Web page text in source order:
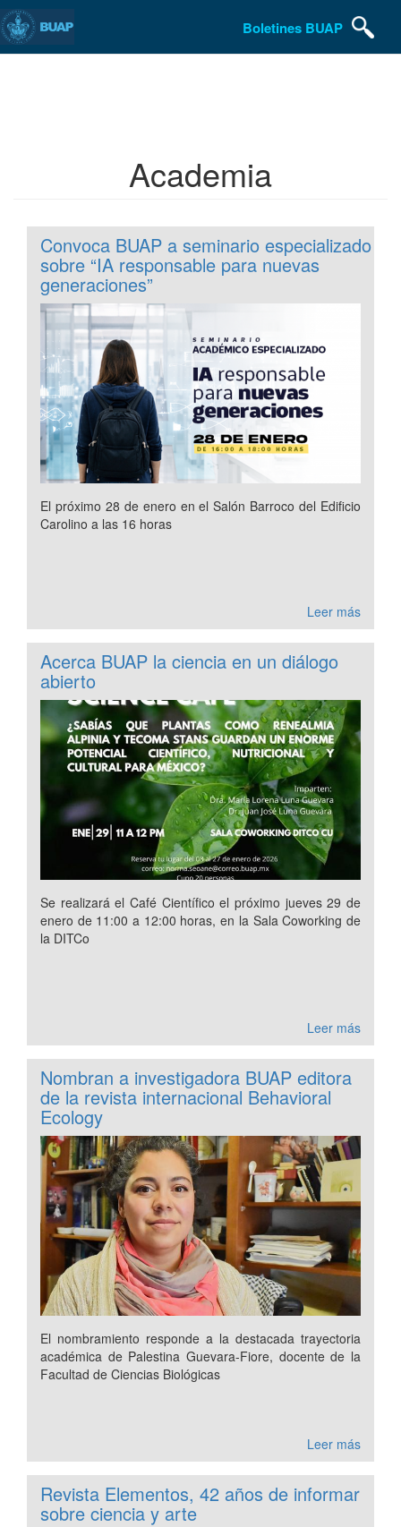
Boletines BUAP
Academia
Convoca BUAP a seminario especializado
sobre “IA responsable para nuevas
generaciones”
El próximo 28 de enero en el Salón Barroco del Edificio
Carolino a las 16 horas
Leer más
Acerca BUAP la ciencia en un diálogo
abierto
Se realizará el Café Científico el próximo jueves 29 de
enero de 11:00 a 12:00 horas, en la Sala Coworking de
la DITCo
Leer más
Nombran a investigadora BUAP editora
de la revista internacional Behavioral
Ecology
El nombramiento responde a la destacada trayectoria
académica de Palestina Guevara-Fiore, docente de la
Facultad de Ciencias Biológicas
Leer más
Revista Elementos, 42 años de informar
sobre ciencia y arte